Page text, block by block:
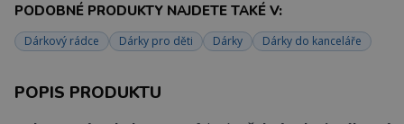
PODOBNÉ PRODUKTY NAJDETE TAKÉ V:
Dárkový rádce Dárky pro děti Dárky Dárky do kanceláře
POPIS PRODUKTU